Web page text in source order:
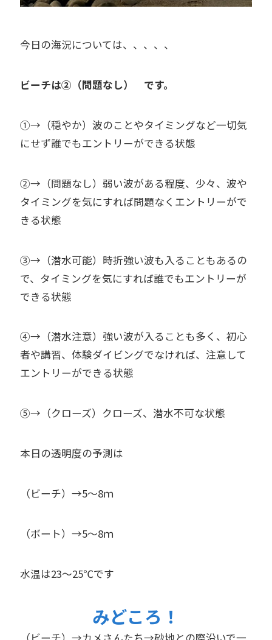
今日の海況については、、、、、
ビーチは②（問題なし） です。
①→（穏やか）波のことやタイミングなど一切気
にせず誰でもエントリーができる状態
②→（問題なし）弱い波がある程度、少々、波や
タイミングを気にすれば問題なくエントリーがで
きる状態
③→（潜水可能）時折強い波も入ることもあるの
で、タイミングを気にすれば誰でもエントリーが
できる状態
④→（潜水注意）強い波が入ることも多く、初心
者や講習、体験ダイビングでなければ、注意して
エントリーができる状態
⑤→（クローズ）クローズ、潜水不可な状態
本日の透明度の予測は
（ビーチ）→5～8ｍ
（ボート）→5～8ｍ
水温は23～25℃です
みどころ！